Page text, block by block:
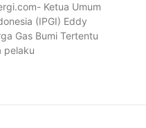
Ketua Umum
(IPGI) Eddy
Gas Bumi Tertentu
pelaku